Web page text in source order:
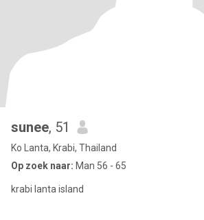
sunee, 51
Ko Lanta, Krabi, Thailand
Op zoek naar: Man 56 - 65
krabi lanta island